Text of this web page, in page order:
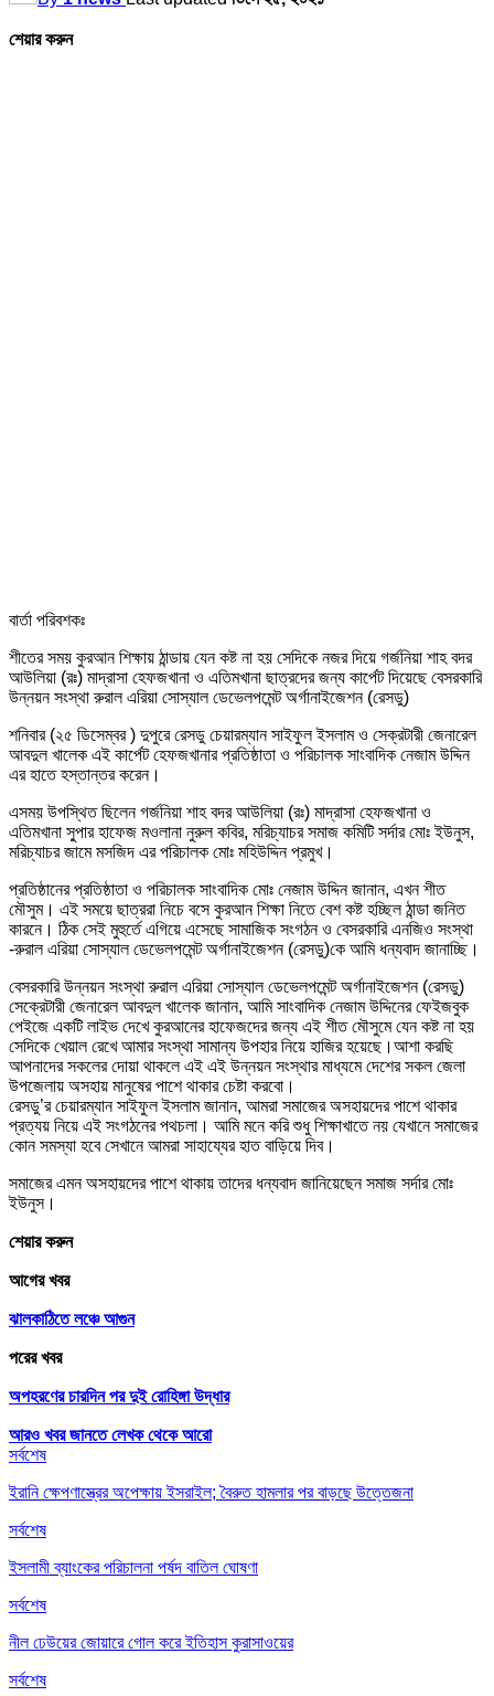
শেয়ার করুন
বার্তা পরিবশকঃ
শীতের সময় কুরআন শিক্ষায় ঠান্ডায় যেন কষ্ট না হয় সেদিকে নজর দিয়ে গর্জনিয়া শাহ বদর
আউলিয়া (রঃ) মাদ্রাসা হেফজখানা ও এতিমখানা ছাত্রদের জন্য কার্পেট দিয়েছে বেসরকারি
উন্নয়ন সংস্থা রুরাল এরিয়া সোস্যাল ডেভেলপমেন্ট অর্গানাইজেশন (রেসডু)
শনিবার (২৫ ডিসেম্বর ) দুপুরে রেসডু চেয়ারম্যান সাইফুল ইসলাম ও সেক্রটারী জেনারেল
আবদুল খালেক এই কার্পেট হেফজখানার প্রতিষ্ঠাতা ও পরিচালক সাংবাদিক নেজাম উদ্দিন
এর হাতে হস্তান্তর করেন।
এসময় উপস্থিত ছিলেন গর্জনিয়া শাহ বদর আউলিয়া (রঃ) মাদ্রাসা হেফজখানা ও
এতিমখানা সু্পার হাফেজ মওলানা নুরুল কবির, মরিচ্যাচর সমাজ কমিটি সর্দার মোঃ ইউনুস,
মরিচ্যাচর জামে মসজিদ এর পরিচালক মোঃ মহিউদ্দিন প্রমুখ।
প্রতিষ্ঠানের প্রতিষ্ঠাতা ও পরিচালক সাংবাদিক মোঃ নেজাম উদ্দিন জানান, এখন শীত
মৌসুম। এই সময়ে ছাত্ররা নিচে বসে কুরআন শিক্ষা নিতে বেশ কষ্ট হচ্ছিল ঠান্ডা জনিত
কারনে। ঠিক সেই মুহুর্তে এগিয়ে এসেছে সামাজিক সংগঠন ও বেসরকারি এনজিও সংস্থা
-রুরাল এরিয়া সোস্যাল ডেভেলপমেন্ট অর্গানাইজেশন (রেসডু)কে আমি ধন্যবাদ জানাচ্ছি।
বেসরকারি উন্নয়ন সংস্থা রুরাল এরিয়া সোস্যাল ডেভেলপমেন্ট অর্গানাইজেশন (রেসডু)
সেক্রেটারী জেনারেল আবদুল খালেক জানান, আমি সাংবাদিক নেজাম উদ্দিনের ফেইজবুক
পেইজে একটি লাইভ দেখে কুরআনের হাফেজদের জন্য এই শীত মৌসুমে যেন কষ্ট না হয়
সেদিকে খেয়াল রেখে আমার সংস্থা সামান্য উপহার নিয়ে হাজির হয়েছে।আশা করছি
আপনাদের সকলের দোয়া থাকলে এই এই উন্নয়ন সংস্থার মাধ্যমে দেশের সকল জেলা
উপজেলায় অসহায় মানুষের পাশে থাকার চেষ্টা করবো।
রেসডু’র চেয়ারম্যান সাইফুল ইসলাম জানান, আমরা সমাজের অসহায়দের পাশে থাকার
প্রত্যয় নিয়ে এই সংগঠনের পথচলা। আমি মনে করি শুধু শিক্ষাখাতে নয় যেখানে সমাজের
কোন সমস্যা হবে সেখানে আমরা সাহায্যের হাত বাড়িয়ে দিব।
সমাজের এমন অসহায়দের পাশে থাকায় তাদের ধন্যবাদ জানিয়েছেন সমাজ সর্দার মোঃ
ইউনুস।
শেয়ার করুন
আগের খবর
ঝালকাঠিতে লঞ্চে আগুন
পরের খবর
অপহরণের চারদিন পর দুই রোহিঙ্গা উদ্ধার
আরও খবর জানতে লেখক থেকে আরো
সর্বশেষ
ইরানি ক্ষেপণাস্ত্রের অপেক্ষায় ইসরাইল; বৈরুত হামলার পর বাড়ছে উত্তেজনা
সর্বশেষ
ইসলামী ব্যাংকের পরিচালনা পর্ষদ বাতিল ঘোষণা
সর্বশেষ
নীল ঢেউয়ের জোয়ারে গোল করে ইতিহাস কুরাসাওয়ের
সর্বশেষ